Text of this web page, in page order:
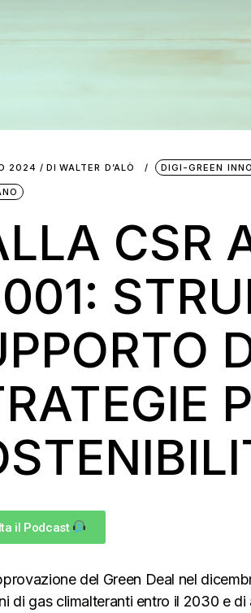
2024 DI WALTER D’ALÒ DIGI-GREEN
CSR
il Podcast
del Green Deal nel
di gas climalteranti entro il 2030 e